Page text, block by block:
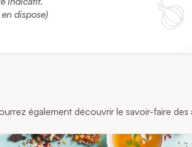
dispose)
également découvrir le savoir-faire des